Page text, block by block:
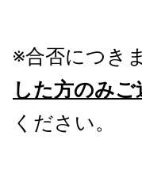
※合否につき
した方のみ
ください。